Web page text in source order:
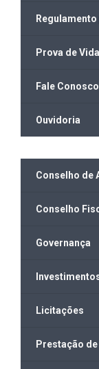
Prova de Vida
Fale Conosco
Ouvidoria
Conselho de
Conselho
Governança
Licitações
Prestação